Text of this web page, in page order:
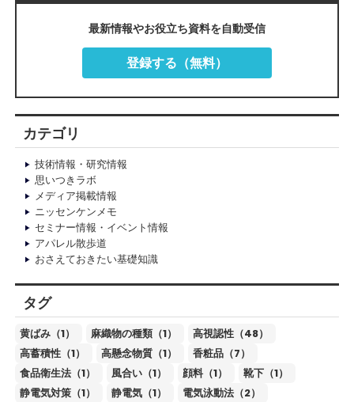
最新情報やお役立ち資料を自動受信
登録する（無料）
カテゴリ
技術情報・研究情報
思いつきラボ
メディア掲載情報
ニッセンケンメモ
セミナー情報・イベント情報
アパレル散歩道
おさえておきたい基礎知識
タグ
黄ばみ（1） 麻織物の種類（1）
高視認性（48）
高蓄積性（1）
高懸念物質（1）
香粧品（7）
食品衛生法（1）
風合い（1） 顔料（1）
靴下（1）
静電気対策（1）
静電気（1）
電気泳動法（2）